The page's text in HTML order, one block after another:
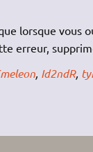
lorsque vous
erreur,
, Id2ndR,